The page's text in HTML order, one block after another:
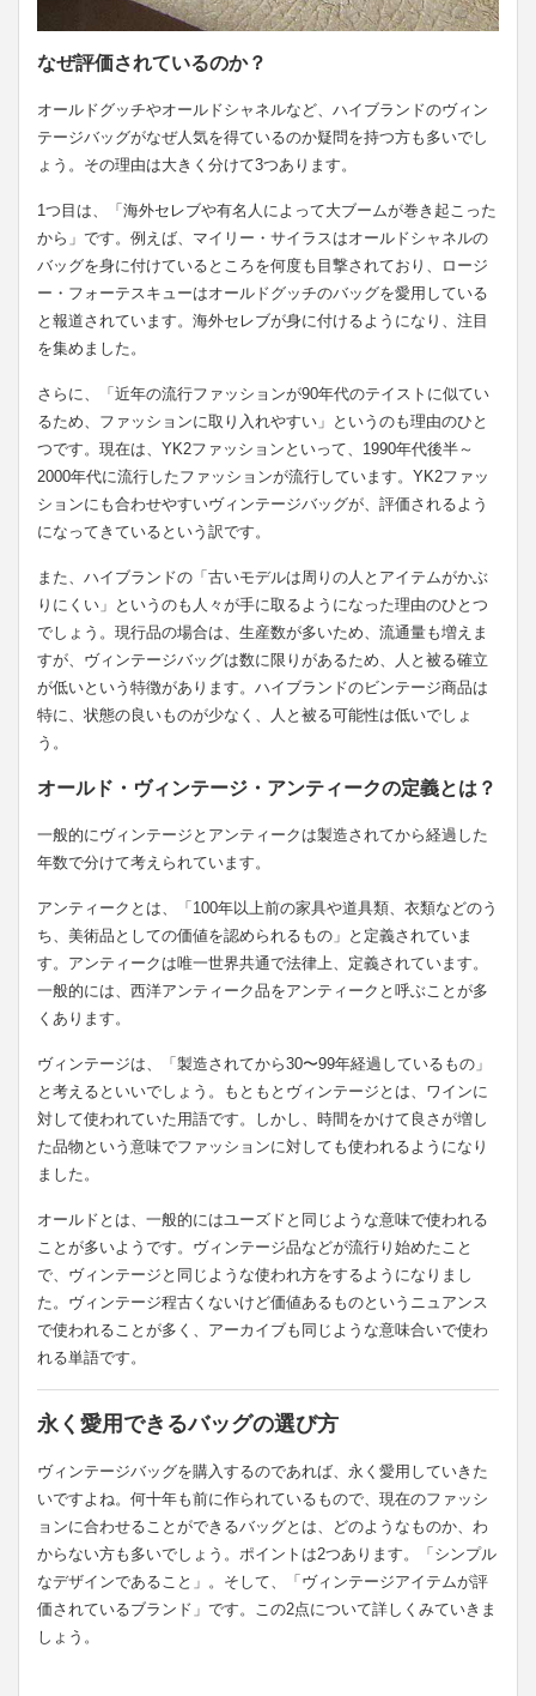
なぜ評価されているのか？
オールドグッチやオールドシャネルなど、ハイブランドのヴィン
テージバッグがなぜ人気を得ているのか疑問を持つ方も多いでし
ょう。その理由は大きく分けて3つあります。
1つ目は、「海外セレブや有名人によって大ブームが巻き起こった
から」です。例えば、マイリー・サイラスはオールドシャネルの
バッグを身に付けているところを何度も目撃されており、ロージ
ー・フォーテスキューはオールドグッチのバッグを愛用している
と報道されています。海外セレブが身に付けるようになり、注目
を集めました。
さらに、「近年の流行ファッションが90年代のテイストに似てい
るため、ファッションに取り入れやすい」というのも理由のひと
つです。現在は、YK2ファッションといって、1990年代後半～
2000年代に流行したファッションが流行しています。YK2ファッ
ションにも合わせやすいヴィンテージバッグが、評価されるよう
になってきているという訳です。
また、ハイブランドの「古いモデルは周りの人とアイテムがかぶ
りにくい」というのも人々が手に取るようになった理由のひとつ
でしょう。現行品の場合は、生産数が多いため、流通量も増えま
すが、ヴィンテージバッグは数に限りがあるため、人と被る確立
が低いという特徴があります。ハイブランドのビンテージ商品は
特に、状態の良いものが少なく、人と被る可能性は低いでしょ
う。
オールド・ヴィンテージ・アンティークの定義とは？
一般的にヴィンテージとアンティークは製造されてから経過した
年数で分けて考えられています。
アンティークとは、「100年以上前の家具や道具類、衣類などのう
ち、美術品としての価値を認められるもの」と定義されていま
す。アンティークは唯一世界共通で法律上、定義されています。
一般的には、西洋アンティーク品をアンティークと呼ぶことが多
くあります。
ヴィンテージは、「製造されてから30〜99年経過しているもの」
と考えるといいでしょう。もともとヴィンテージとは、ワインに
対して使われていた用語です。しかし、時間をかけて良さが増し
た品物という意味でファッションに対しても使われるようになり
ました。
オールドとは、一般的にはユーズドと同じような意味で使われる
ことが多いようです。ヴィンテージ品などが流行り始めたこと
で、ヴィンテージと同じような使われ方をするようになりまし
た。ヴィンテージ程古くないけど価値あるものというニュアンス
で使われることが多く、アーカイブも同じような意味合いで使わ
れる単語です。
永く愛用できるバッグの選び方
ヴィンテージバッグを購入するのであれば、永く愛用していきた
いですよね。何十年も前に作られているもので、現在のファッシ
ョンに合わせることができるバッグとは、どのようなものか、わ
からない方も多いでしょう。ポイントは2つあります。「シンプル
なデザインであること」。そして、「ヴィンテージアイテムが評
価されているブランド」です。この2点について詳しくみていきま
しょう。